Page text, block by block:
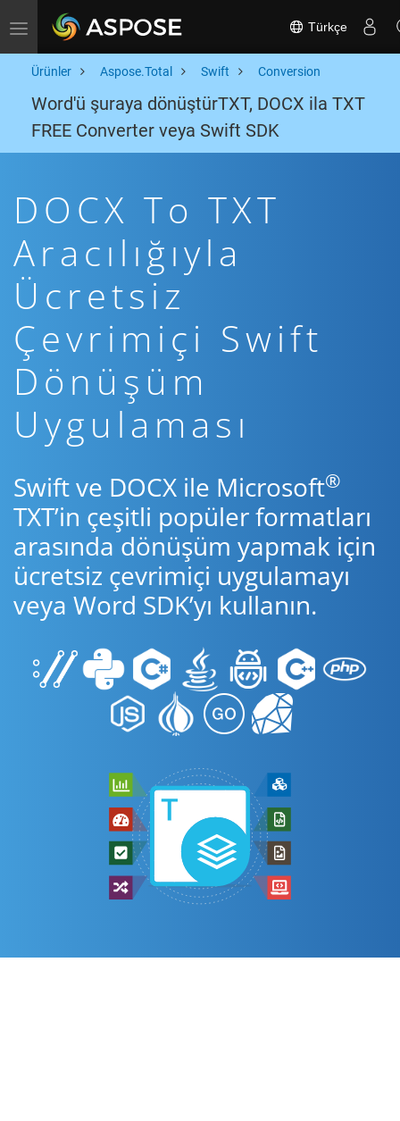
Toggle navigation Türkçe
Ürünler Aspose.Total Swift Conversion
Word'ü şuraya dönüştürTXT, DOCX ila TXT
FREE Converter veya Swift SDK
DOCX To TXT
Aracılığıyla
Ücretsiz
Çevrimiçi Swift
Dönüşüm
Uygulaması
Swift ve DOCX ile Microsoft®
TXT’in çeşitli popüler formatları
arasında dönüşüm yapmak için
ücretsiz çevrimiçi uygulamayı
veya Word SDK’yı kullanın.